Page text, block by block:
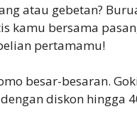
atau gebetan?
kamu bersama
pertamamu!
besar-besaran.
diskon hingga